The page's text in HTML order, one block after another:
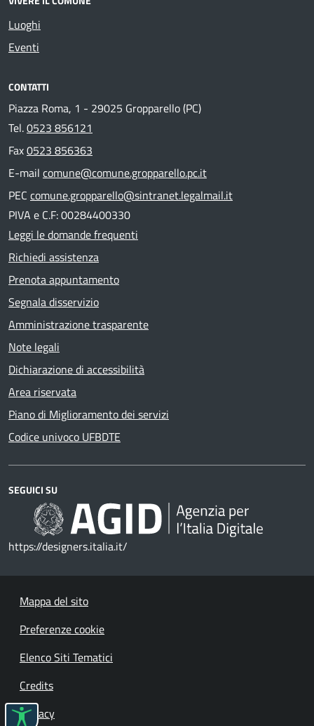
Luoghi
Eventi
CONTATTI
Piazza Roma, 1 - 29025 Gropparello (PC)
Tel.0523 856121
Fax0523 856363
E-mail comune@comune.gropparello.pc.it
PEC comune.gropparello@sintranet.legalmail.it
PIVA e C.F: 00284400330
Leggi le domande frequenti
Richiedi assistenza
Prenota appuntamento
Segnala disservizio
Amministrazione trasparente
Note legali
Dichiarazione di accessibilità
Area riservata
Piano di Miglioramento dei servizi
Codice univoco UFBDTE
SEGUICI SU
https://designers.italia.it/
Mappa del sito
Preferenze cookie
Elenco Siti Tematici
Credits
Privacy